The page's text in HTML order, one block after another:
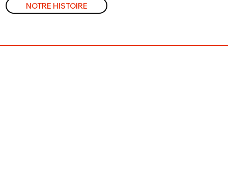
NOTRE HISTOIRE